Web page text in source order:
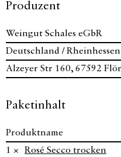
Produzent
Weingut Schales eGbR
Deutschland / Rheinhessen
Alzeyer Str 160, 67592
Paketinhalt
Produktname
1 ×
Rosé Secco trocken